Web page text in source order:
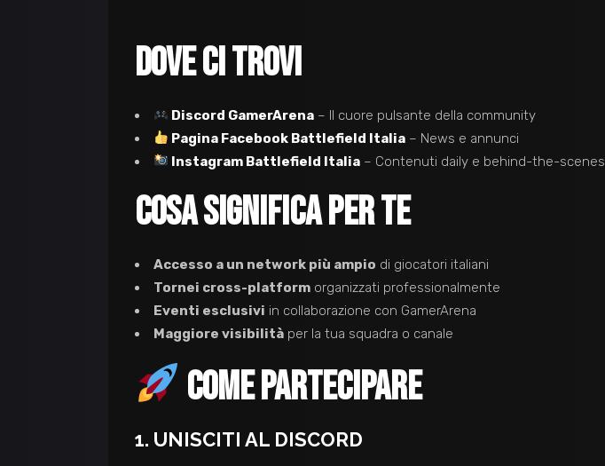
DOVE CI TROVI
Discord GamerArena – Il cuore pulsante della community
Pagina Facebook Battlefield Italia – News e annunci
Instagram Battlefield Italia – Contenuti daily e behind-the-scenes
COSA SIGNIFICA PER TE
Accesso a un network più ampio di giocatori italiani
Tornei cross-platform organizzati professionalmente
Eventi esclusivi in collaborazione con GamerArena
Maggiore visibilità per la tua squadra o canale
COME PARTECIPARE
1. UNISCITI AL DISCORD